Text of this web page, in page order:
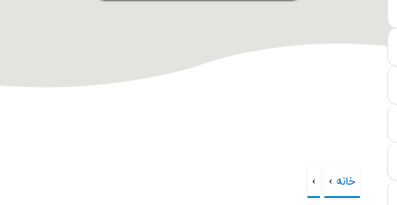
شما اینجا هستید
خانه ›
›